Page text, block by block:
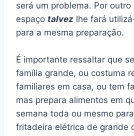
será um problema. Por
espaço talvez lhe fará
para a mesma preparação.
É importante ressaltar que
família grande, ou costuma
familiares em casa, ou tem
mas prepara alimentos em
semana toda ou mesmo
fritadeira elétrica de grande